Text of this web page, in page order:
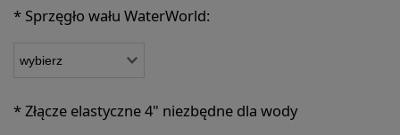
* Sprzęgło wału WaterWorld:
*Złącze elastyczne 4" niezbędne dla wody